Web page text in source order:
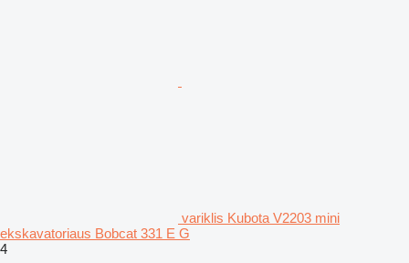
variklis Kubota V2203 mini
ekskavatoriaus Bobcat 331 E G
4